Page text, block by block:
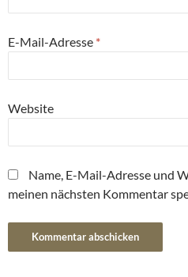
E-Mail-Adresse *
Website
Name, E-Mail-Adresse und
meinen nächsten Kommentar